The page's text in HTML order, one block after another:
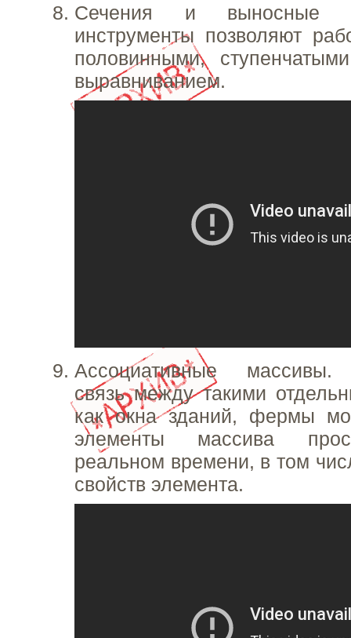
Сечения и выносные
инструменты позволяют
половинными,
выравниванием.
Ассоциативные массивы.
связь между такими
как окна зданий, фермы
элементы массива
реальном времени, в том
свойств элемента.